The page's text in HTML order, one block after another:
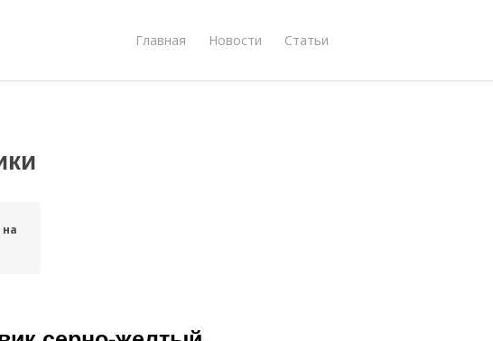
Главная Новости Статьи